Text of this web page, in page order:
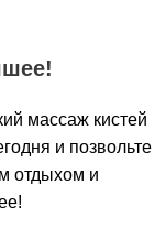
массаж кистей
и позвольте
отдыхом и